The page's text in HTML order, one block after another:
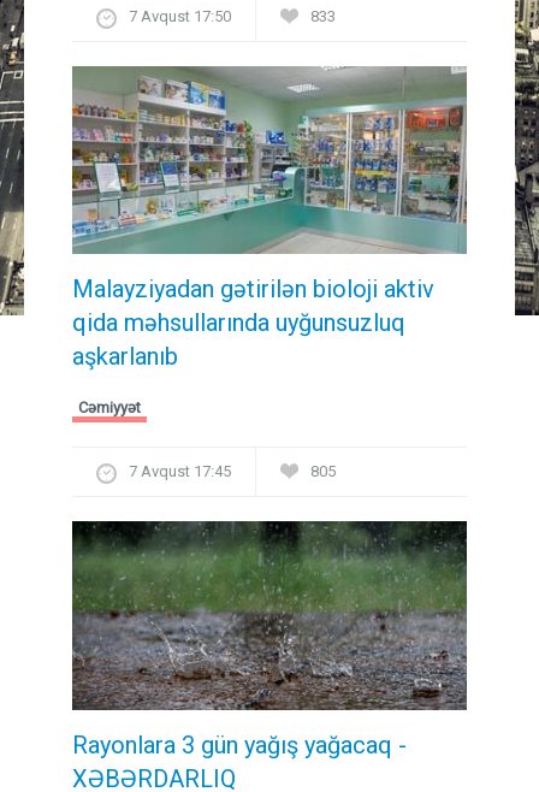
7 Avqust 17:50 833
Malayziyadan gətirilən bioloji aktiv
qida məhsullarında uyğunsuzluq
aşkarlanıb
Cəmiyyət
7 Avqust 17:45 805
Rayonlara 3 gün yağış yağacaq -
XƏBƏRDARLIQ